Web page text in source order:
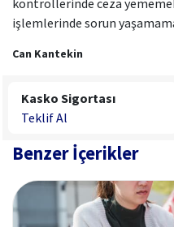
kontrollerinde ceza
işlemlerinde sorun
Can Kantekin
Kasko Sigortası
Teklif Al
Benzer İçerikler